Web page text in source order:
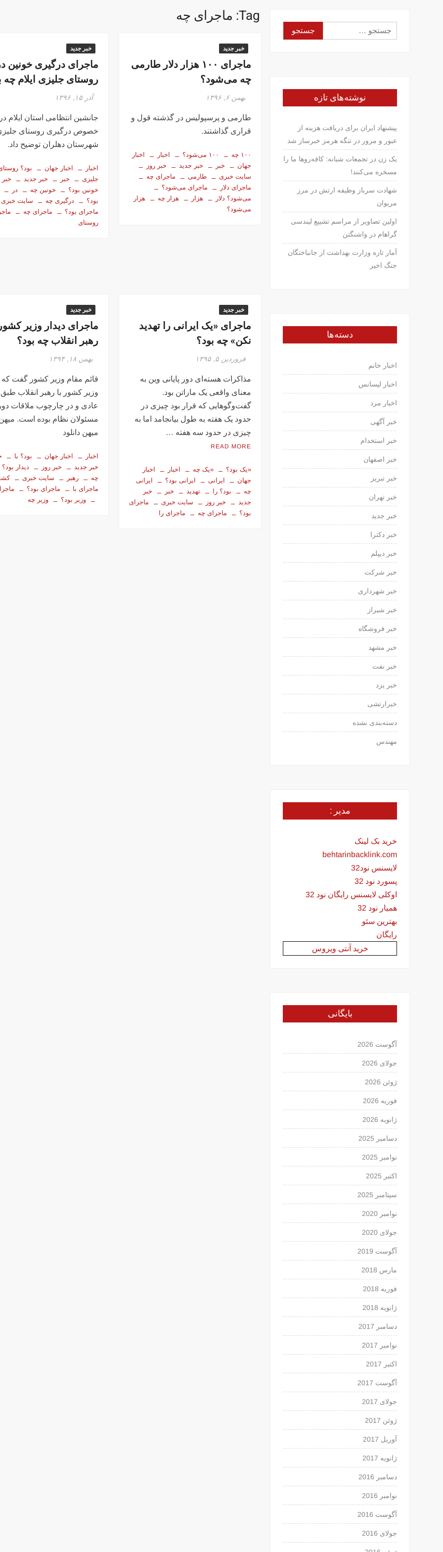
Tag: ماجرای چه
خبر جدید
ماجرای ۱۰۰ هزار دلار طارمی
چه می‌شود؟
بهمن ۶, ۱۳۹۶
طارمی و پرسپولیس در گذشته قول و
قراری گذاشتند.
۱۰۰ چه ۱۰۰ می‌شود؟ اخبار
اخبار
جهان
خبر خبر جدید
خبر روز
سایت خبری
طارمی
ماجرای چه
ماجرای دلار
ماجرای می‌شود؟
می‌شود؟ دلار
هزار هزار چه
هزار
می‌شود؟
خبر جدید
ماجرای درگیری خونین
روستای جلیزی ایلام چه
آذر ۱۵, ۱۳۹۶
جانشین انتظامی استان ایلام در
خصوص درگیری روستای
شهرستان دهلران توضیح داد.
اخبار اخبار جهان
بود؟
جلیزی
خبر خبر جدید
خبر
خونین بود؟
خونین چه در
بود؟
درگیری چه
سایت خبری
ماجرای بود؟
ماجرای چه
روستای
خبر جدید
ماجرای «یک ایرانی را تهدید
نکن» چه بود؟
فروردین ۵, ۱۳۹۵
مذاکرات هسته‌ای دور پایانی وین به
معنای واقعی یک ماراتن بود.
گفت‌وگوهایی که قرار بود چیزی در
حدود یک هفته به طول بیانجامد اما به
چیزی در حدود سه هفته …
READ MORE
«یک بود؟ «یک چه اخبار
اخبار
جهان
ایرانی ایرانی بود؟
ایرانی
چه
بود؟ را تهدید خبر
خبر
جدید
خبر روز سایت خبری
ماجرای
بود؟
ماجرای چه ماجرای را
خبر جدید
ماجرای دیدار وزیر
رهبر انقلاب چه بود؟
بهمن ۱۸, ۱۳۹۴
قائم مقام وزیر کشور گفت که
وزیر کشور با رهبر انقلاب
عادی و در چارچوب ملاقات
مسئولان نظام بوده است. میهن
میهن دانلود
اخبار اخبار جهان بود؟ با
خبر جدید
خبر روز دیدار بود؟
چه
رهبر سایت خبری
ماجرای با
ماجرای بود؟
وزیر بود؟
وزیر چه
جستجو
برای:
نوشته‌های تازه
پیشنهاد ایران برای دریافت هزینه از
عبور و مرور در تنگه هرمز خبرساز شد
یک زن در تجمعات شبانه: کافه‌روها ما را
مسخره می‌کنند!
شهادت سرباز وظیفه ارتش در مرز
مریوان
اولین تصاویر از مراسم تشییع لیندسی
گراهام در واشنگتن
آمار تازه وزارت بهداشت از جانباختگان
جنگ اخیر
دسته‌ها
اخبار خانم
اخبار لیسانس
اخبار مرد
خبر آگهی
خبر استخدام
خبر اصفهان
خبر تبریز
خبر تهران
خبر جدید
خبر دکترا
خبر دیپلم
خبر شرکت
خبر شهرداری
خبر شیراز
خبر فروشگاه
خبر مشهد
خبر نفت
خبر یزد
خبرارتشی
دسته‌بندی نشده
مهندس
مدیر :
خرید بک لینک
behtarinbacklink.com
لایسنس نود32
پسورد نود 32
اوکلی لایسنس رایگان نود 32
همیار نود 32
بهترین سئو
رایگان
خرید آنتی ویروس
بایگانی
آگوست 2026
جولای 2026
ژوئن 2026
فوریه 2026
ژانویه 2026
دسامبر 2025
نوامبر 2025
اکتبر 2025
سپتامبر 2025
نوامبر 2020
جولای 2020
آگوست 2019
مارس 2018
فوریه 2018
ژانویه 2018
دسامبر 2017
نوامبر 2017
اکتبر 2017
آگوست 2017
جولای 2017
ژوئن 2017
آوریل 2017
ژانویه 2017
دسامبر 2016
نوامبر 2016
آگوست 2016
جولای 2016